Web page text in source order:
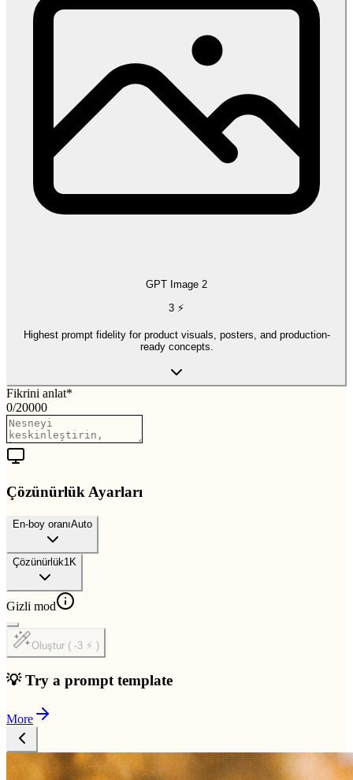
GPT Image 2
3 ⚡
Highest prompt fidelity for product visuals, posters, and production-
ready concepts.
Fikrini anlat*
0/20000
Çözünürlük Ayarları
En-boy oranıAuto
Çözünürlük1K
Gizli mod
Oluştur ( -3 ⚡ )
💡 Try a prompt template
More